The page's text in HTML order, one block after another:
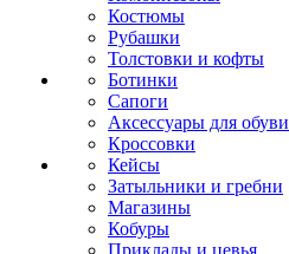
Костюмы
Рубашки
Толстовки и кофты
Ботинки
Сапоги
Аксессуары для обуви
Кроссовки
Кейсы
Затыльники и гребни
Магазины
Кобуры
Приклады и цевья